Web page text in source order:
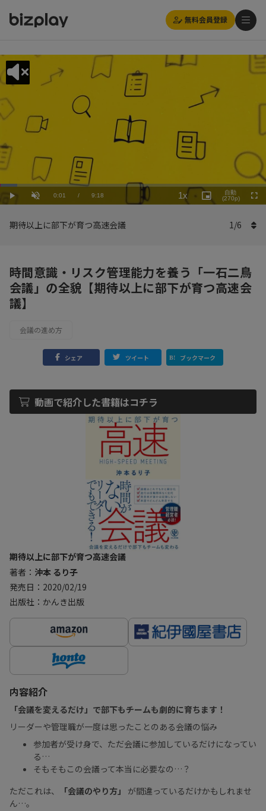
無料会員登録
Play UnmuteCurrent
0:01 / Duration
9:18
Loaded:
6.46%
1x
Playback
Rate
Picture-
in-
自動
(270p)
期待以上に部下が育つ高速会議 1/6
時間意識・リスク管理能力を養う「一石二鳥
会議」の全貌【期待以上に部下が育つ高速会
議】
会議の進め方
シェア ツイート ブックマーク
動画で紹介した書籍はコチラ
期待以上に部下が育つ高速会議
著者： 沖本 るり子
発売日：2020/02/19
出版社：かんき出版
内容紹介
「会議を変えるだけ」で部下もチームも劇的に育ちます！
リーダーや管理職が一度は思ったことのある会議の悩み
参加者が受け身で、ただ会議に参加しているだけになってい
る…
そもそもこの会議って本当に必要なの…？
ただこれは、
「会議のやり方」
が間違っているだけかもしれませ
ん…。